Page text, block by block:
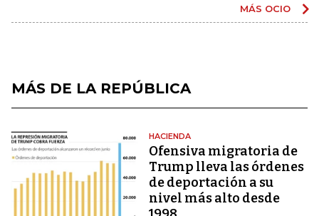
MÁS OCIO
MÁS DE LA REPÚBLICA
HACIENDA
Ofensiva migratoria de
Trump lleva las órdenes
de deportación a su
nivel más alto desde